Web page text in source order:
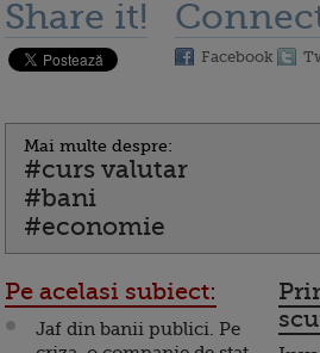
Share it!
Facebook
Mai multe despre:
#curs valutar
#bani
#economie
Pe acelasi subiect:
Jaf din banii publici. Pe